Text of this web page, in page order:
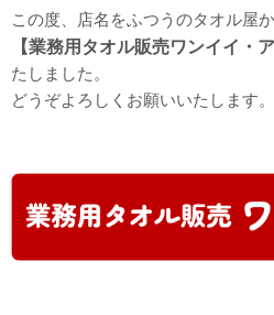
この度、店名をふつうのタオル屋か
【業務用タオル販売ワンイイ・
たしました。
どうぞよろしくお願いいたします。